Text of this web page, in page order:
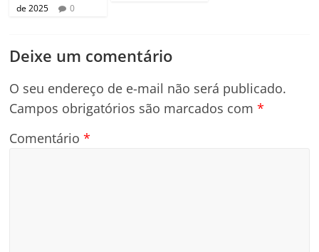
de 2025
0
Deixe um comentário
O seu endereço de e-mail não será publicado.
Campos obrigatórios são marcados com*
Comentário*